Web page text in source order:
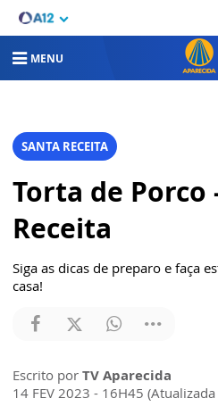
MENU
SANTA RECEITA
Torta de Porco
Receita
Siga as dicas de preparo e faça
casa!
Escrito por TV Aparecida
14 FEV 2023 - 16H45